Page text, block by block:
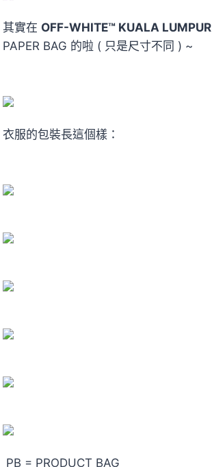
其實在 OFF-WHITE™ KUALA LUMPUR
PAPER BAG 的啦 ( 只是尺寸不同 ) ~
衣服的包裝長這個樣：
PB = PRODUCT BAG